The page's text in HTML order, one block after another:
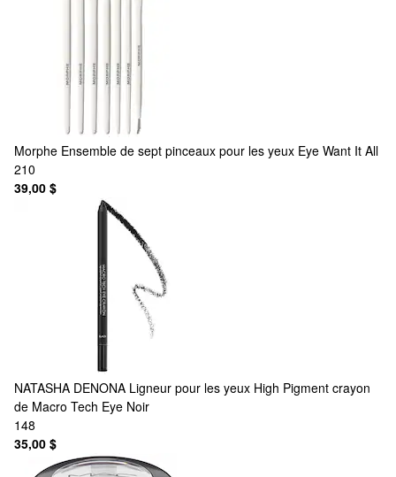
Morphe Ensemble de sept pinceaux pour les yeux Eye Want It All
210
39,00 $
NATASHA DENONA Ligneur pour les yeux High Pigment crayon
de Macro Tech Eye Noir
148
35,00 $